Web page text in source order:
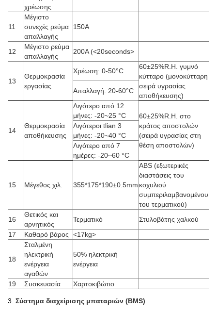
χρέωσης
11
Μέγιστο
συνεχές ρεύμα
απαλλαγής
150A
12
Μέγιστο ρεύμα
απαλλαγής
200A (<20seconds>
13
Θερμοκρασία
εργασίας
Χρέωση: 0-50°C
60±25%R.H. γυμνό
κύτταρο (μονοκύτταρη
σειρά υγρασίας
αποθήκευσης)
Απαλλαγή: 20-60°C
14
Θερμοκρασία
αποθήκευσης
Λιγότερο από 12
μήνες: -20~25 °C
60±25%R.H. στο
κράτος αποστολών
(σειρά υγρασίας στη
θέση αποστολών)
Λιγότεροι tlian 3
μήνες: -20~40 °C
Λιγότερο από 7
ημέρες: -20~60 °C
15 Μέγεθος χιλ. 355*175*190±0.5mm
ABS (εξωτερικές
διαστάσεις του
κοχυλιού
συμπεριλαμβανομένου
του τερματικού)
16
Θετικός και
αρνητικός
Τερματικό
Στυλοβάτης χαλκού
17
Καθαρό βάρος <17kg>
18
Σταλμένη
ηλεκτρική
ενέργεια
αγαθών
50% ηλεκτρική
ενέργεια
19 Συσκευασία Χαρτοκιβώτιο
3. Σύστημα διαχείρισης μπαταριών (BMS)